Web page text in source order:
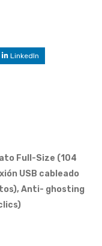
LinkedIn
Full-Size (104
USB cableado
Anti- ghosting